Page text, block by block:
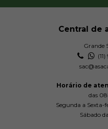
Central de
Grande
Horário de
das
Segunda a Sexta-
Sábado